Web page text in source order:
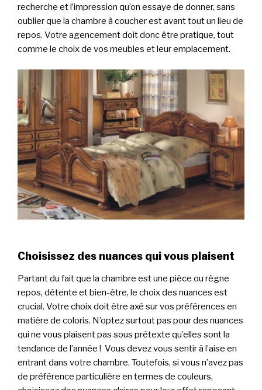
recherche et l’impression qu’on essaye de donner, sans
oublier que la chambre à coucher est avant tout un lieu de
repos. Votre agencement doit donc être pratique, tout
comme le choix de vos meubles et leur emplacement.
Choisissez des nuances qui vous plaisent
Partant du fait que la chambre est une pièce ou règne
repos, détente et bien-être, le choix des nuances est
crucial. Votre choix doit être axé sur vos préférences en
matière de coloris. N’optez surtout pas pour des nuances
qui ne vous plaisent pas sous prétexte qu’elles sont la
tendance de l’année ! Vous devez vous sentir à l’aise en
entrant dans votre chambre. Toutefois, si vous n’avez pas
de préférence particulière en termes de couleurs,